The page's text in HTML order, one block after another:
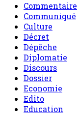
Commentaire
Communiqué
Culture
Décret
Dépêche
Diplomatie
Discours
Dossier
Economie
Edito
Education